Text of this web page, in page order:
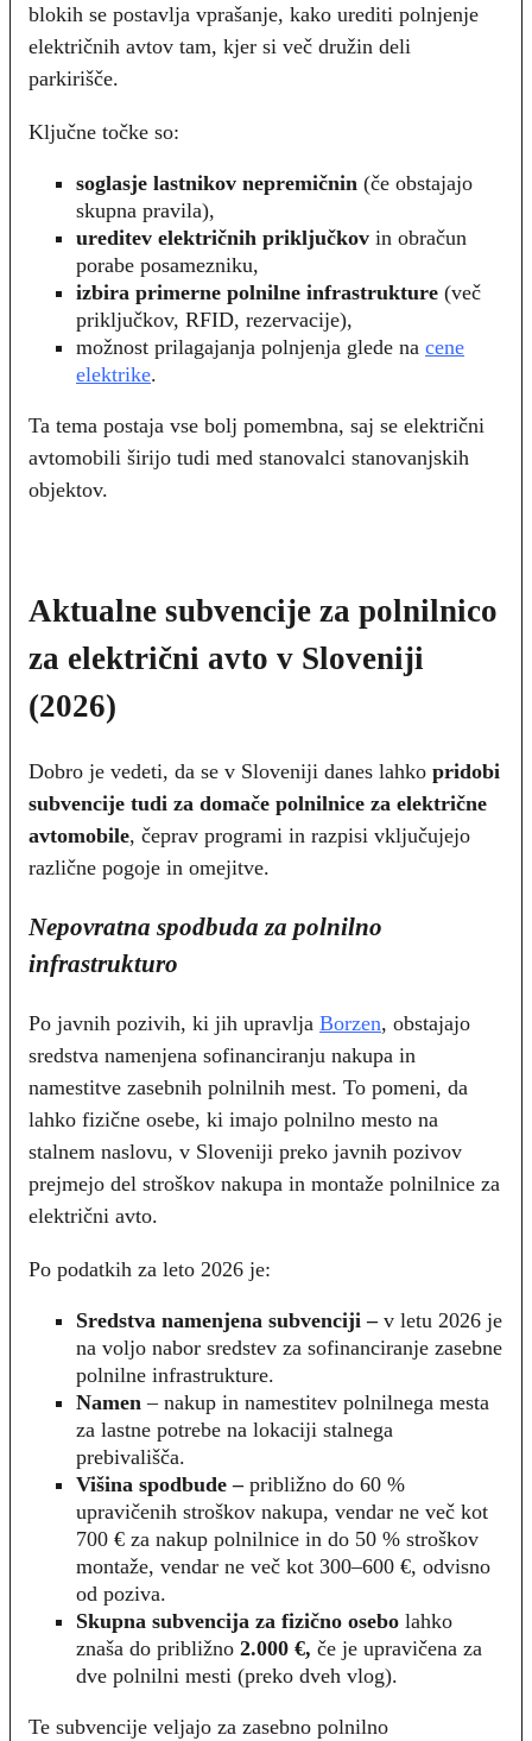
blokih se postavlja vprašanje, kako urediti polnjenje
električnih avtov tam, kjer si več družin deli
parkirišče.
Ključne točke so:
soglasje lastnikov nepremičnin (če obstajajo
skupna pravila),
ureditev električnih priključkov in obračun
porabe posamezniku,
izbira primerne polnilne infrastrukture (več
priključkov, RFID, rezervacije),
možnost prilagajanja polnjenja glede na cene
elektrike.
Ta tema postaja vse bolj pomembna, saj se električni
avtomobili širijo tudi med stanovalci stanovanjskih
objektov.
Aktualne subvencije za polnilnico
za električni avto v Sloveniji
(2026)
Dobro je vedeti, da se v Sloveniji danes lahko pridobi
subvencije tudi za domače polnilnice za električne
avtomobile, čeprav programi in razpisi vključujejo
različne pogoje in omejitve.
Nepovratna spodbuda za polnilno
infrastrukturo
Po javnih pozivih, ki jih upravlja Borzen, obstajajo
sredstva namenjena sofinanciranju nakupa in
namestitve zasebnih polnilnih mest. To pomeni, da
lahko fizične osebe, ki imajo polnilno mesto na
stalnem naslovu, v Sloveniji preko javnih pozivov
prejmejo del stroškov nakupa in montaže polnilnice za
električni avto.
Po podatkih za leto 2026 je:
Sredstva namenjena subvenciji –v letu 2026 je
na voljo nabor sredstev za sofinanciranje zasebne
polnilne infrastrukture.
Namen – nakup in namestitev polnilnega mesta
za lastne potrebe na lokaciji stalnega
prebivališča.
Višina spodbude –približno do 60 %
upravičenih stroškov nakupa, vendar ne več kot
700 € za nakup polnilnice in do 50 % stroškov
montaže, vendar ne več kot 300–600 €, odvisno
od poziva.
Skupna subvencija za fizično osebo lahko
znaša do približno 2.000 €, če je upravičena za
dve polnilni mesti (preko dveh vlog).
Te subvencije veljajo za zasebno polnilno